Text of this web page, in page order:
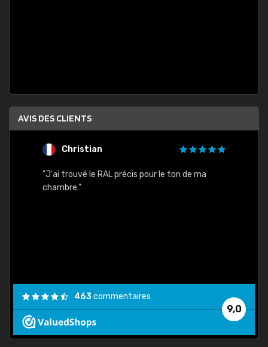
AVIS DES CLIENTS
Christian
"J'ai trouvé le RAL précis pour le ton de ma
chambre."
9,0
463commentaires